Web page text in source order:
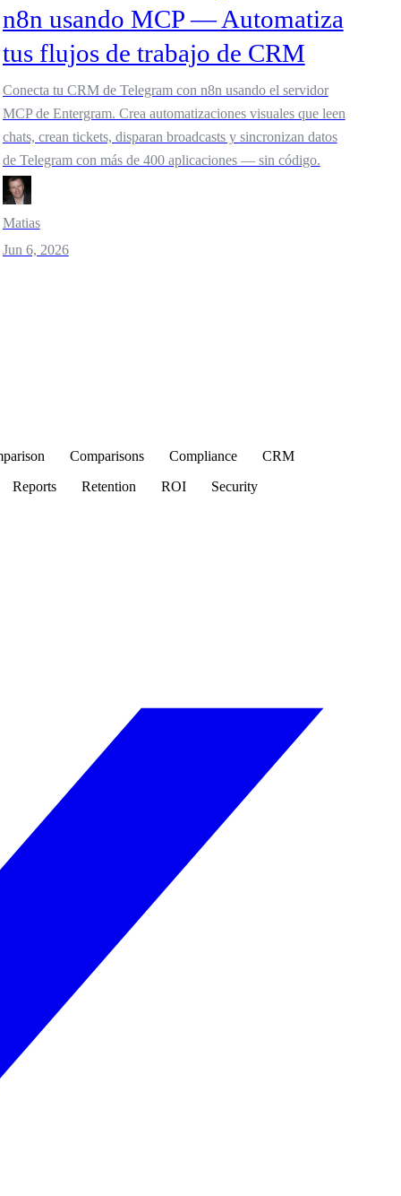
n8n usando MCP — Automatiza
tus flujos de trabajo de CRM
Conecta tu CRM de Telegram con n8n usando el servidor
MCP de Entergram. Crea automatizaciones visuales que leen
chats, crean tickets, disparan broadcasts y sincronizan datos
de Telegram con más de 400 aplicaciones — sin código.
Matias
Jun 6, 2026
Comparisons Compliance
CRM
Reports Retention ROI
Security